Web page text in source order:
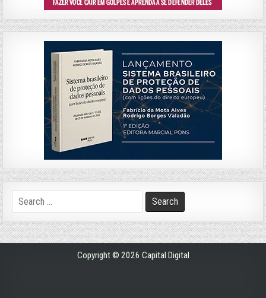
Search
for:
Copyright © 2026 Capital Digital